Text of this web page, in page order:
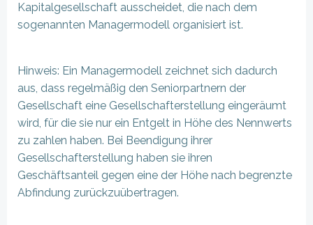
Kapitalgesellschaft ausscheidet, die nach dem
sogenannten Managermodell organisiert ist.
Hinweis: Ein Managermodell zeichnet sich dadurch
aus, dass regelmäßig den Seniorpartnern der
Gesellschaft eine Gesellschafterstellung eingeräumt
wird, für die sie nur ein Entgelt in Höhe des Nennwerts
zu zahlen haben. Bei Beendigung ihrer
Gesellschafterstellung haben sie ihren
Geschäftsanteil gegen eine der Höhe nach begrenzte
Abfindung zurückzuübertragen.